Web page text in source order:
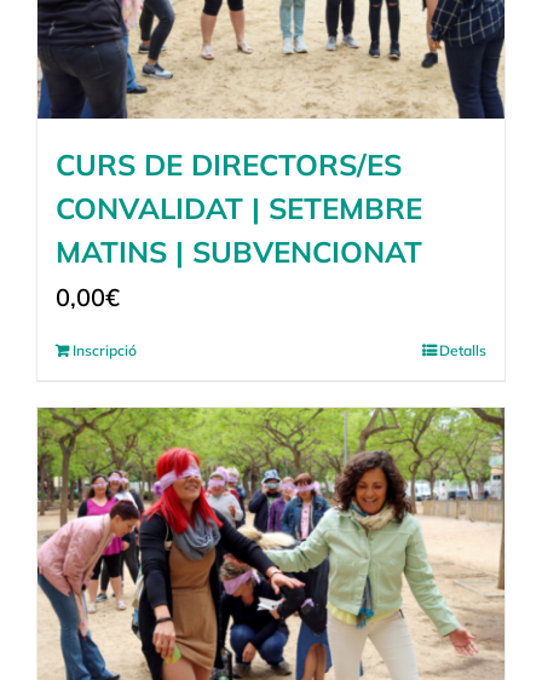
CURS DE DIRECTORS/ES
CONVALIDAT | SETEMBRE
MATINS | SUBVENCIONAT
0,00€
Inscripció Detalls